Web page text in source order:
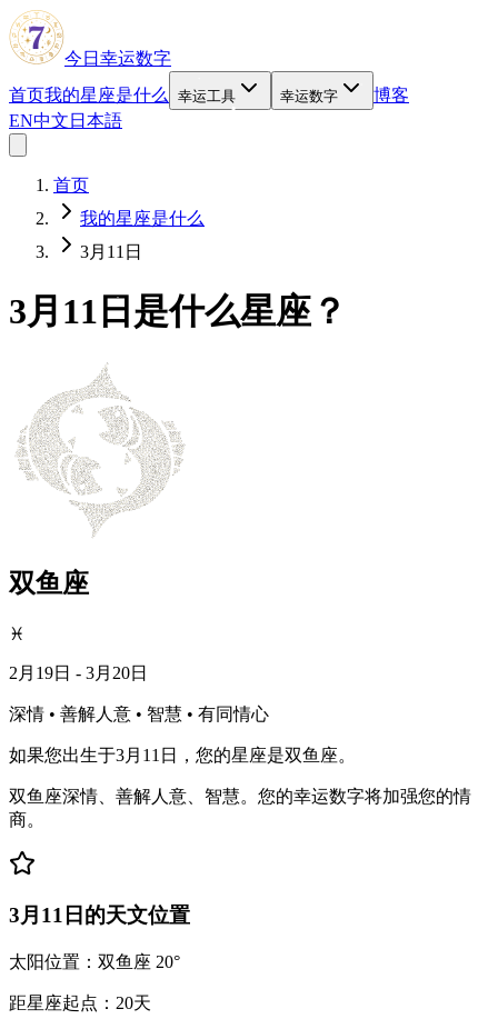
今日幸运数字
首页我的星座是什么 幸运工具 幸运数字
博客
EN中文 日本語
首页
我的星座是什么
3月11日
3月11日是什么星座？
双鱼座
♓
2月19日 - 3月20日
深情 • 善解人意 • 智慧 • 有同情心
如果您出生于3月11日，您的星座是双鱼座。
双鱼座深情、善解人意、智慧。您的幸运数字将加强您的情
商。
3月11日的天文位置
太阳位置：双鱼座 20°
距星座起点：20天